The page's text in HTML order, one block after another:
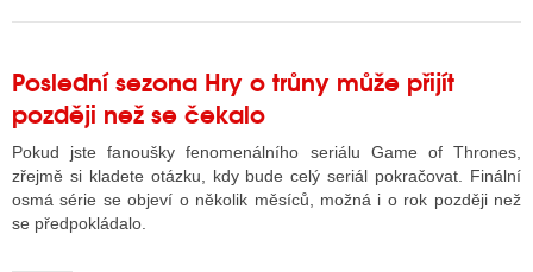
Poslední sezona Hry o trůny může přijít
později než se čekalo
Pokud jste fanoušky fenomenálního seriálu Game of Thrones,
zřejmě si kladete otázku, kdy bude celý seriál pokračovat. Finální
osmá série se objeví o několik měsíců, možná i o rok později než
se předpokládalo.